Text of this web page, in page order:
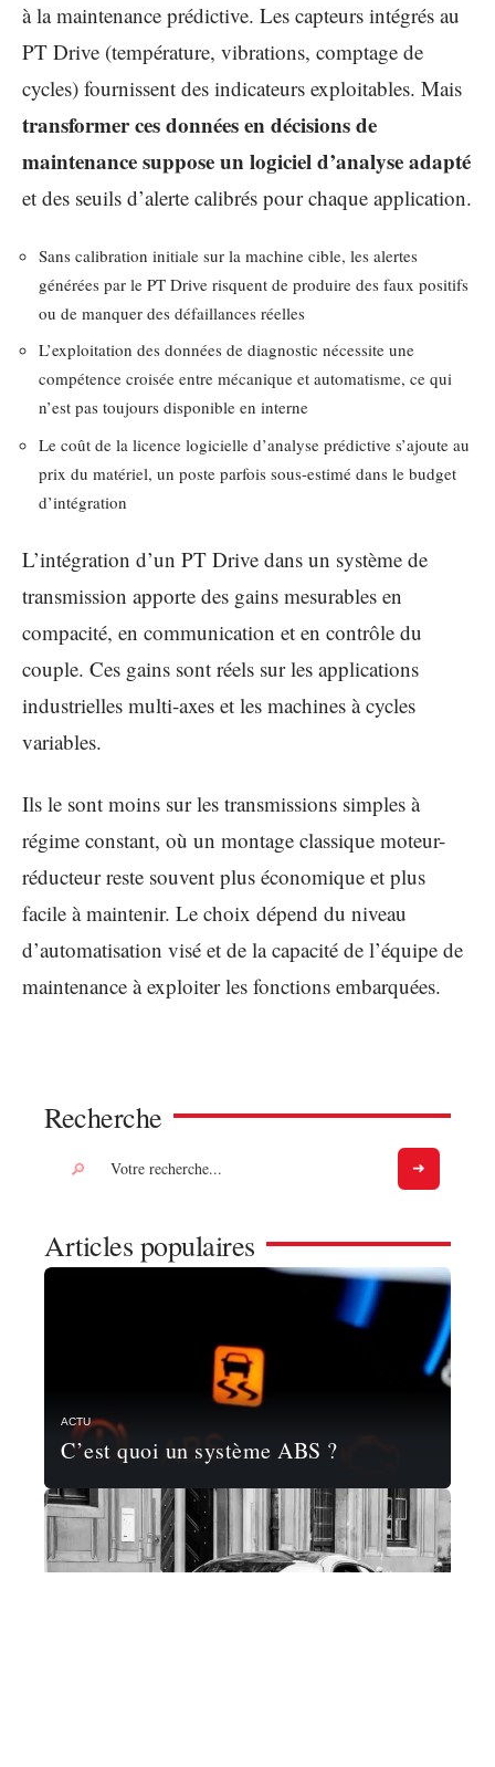
à la maintenance prédictive. Les capteurs intégrés au
PT Drive (température, vibrations, comptage de
cycles) fournissent des indicateurs exploitables. Mais
transformer ces données en décisions de
maintenance suppose un logiciel d’analyse adapté
et des seuils d’alerte calibrés pour chaque application.
Sans calibration initiale sur la machine cible, les alertes
générées par le PT Drive risquent de produire des faux positifs
ou de manquer des défaillances réelles
L’exploitation des données de diagnostic nécessite une
compétence croisée entre mécanique et automatisme, ce qui
n’est pas toujours disponible en interne
Le coût de la licence logicielle d’analyse prédictive s’ajoute au
prix du matériel, un poste parfois sous-estimé dans le budget
d’intégration
L’intégration d’un PT Drive dans un système de
transmission apporte des gains mesurables en
compacité, en communication et en contrôle du
couple. Ces gains sont réels sur les applications
industrielles multi-axes et les machines à cycles
variables.
Ils le sont moins sur les transmissions simples à
régime constant, où un montage classique moteur-
réducteur reste souvent plus économique et plus
facile à maintenir. Le choix dépend du niveau
d’automatisation visé et de la capacité de l’équipe de
maintenance à exploiter les fonctions embarquées.
Recherche
Articles populaires
ACTU
C’est quoi un système ABS ?